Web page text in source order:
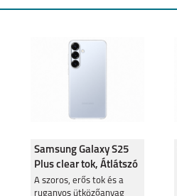
SAMSUNG GALAXY Z
FOLD6
SAMSUNG GALAXY
A35
Samsung Galaxy S25
Plus clear tok, Átlátszó
A szoros, erős tok és a
ruganyos ütközőanyag